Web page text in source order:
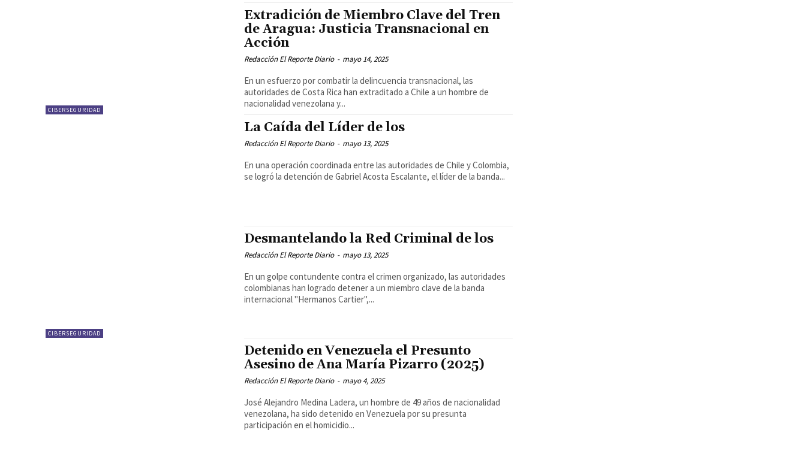
CIBERSEGURIDAD
Extradición de Miembro Clave del Tren
de Aragua: Justicia Transnacional en
Acción
Redacción El Reporte Diario - mayo 14, 2025
En un esfuerzo por combatir la delincuencia transnacional, las
autoridades de Costa Rica han extraditado a Chile a un hombre de
nacionalidad venezolana y...
La Caída del Líder de los
Redacción El Reporte Diario - mayo 13, 2025
En una operación coordinada entre las autoridades de Chile y Colombia,
se logró la detención de Gabriel Acosta Escalante, el líder de la banda...
CIBERSEGURIDAD
Desmantelando la Red Criminal de los
Redacción El Reporte Diario - mayo 13, 2025
En un golpe contundente contra el crimen organizado, las autoridades
colombianas han logrado detener a un miembro clave de la banda
internacional "Hermanos Cartier",...
Detenido en Venezuela el Presunto
Asesino de Ana María Pizarro (2025)
Redacción El Reporte Diario - mayo 4, 2025
José Alejandro Medina Ladera, un hombre de 49 años de nacionalidad
venezolana, ha sido detenido en Venezuela por su presunta
participación en el homicidio...